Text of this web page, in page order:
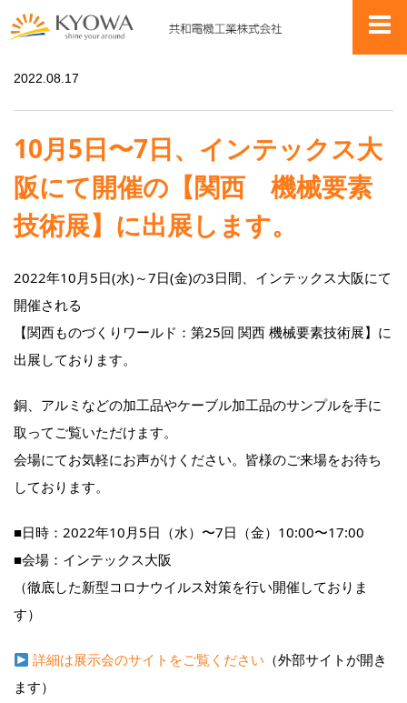
お知らせ
2022.08.17
10月5日〜7日、インテックス大
阪にて開催の【関西 機械要素
技術展】に出展します。
2022年10月5日(水)～7日(金)の3日間、インテックス大阪にて
開催される
【関西ものづくりワールド：第25回 関西 機械要素技術展】に
出展しております。
銅、アルミなどの加工品やケーブル加工品のサンプルを手に
取ってご覧いただけます。
会場にてお気軽にお声がけください。皆様のご来場をお待ち
しております。
■日時：2022年10月5日（水）〜7日（金）10:00〜17:00
■会場：インテックス大阪
（徹底した新型コロナウイルス対策を行い開催しておりま
す）
詳細は展示会のサイトをご覧ください （外部サイトが開き
ます）